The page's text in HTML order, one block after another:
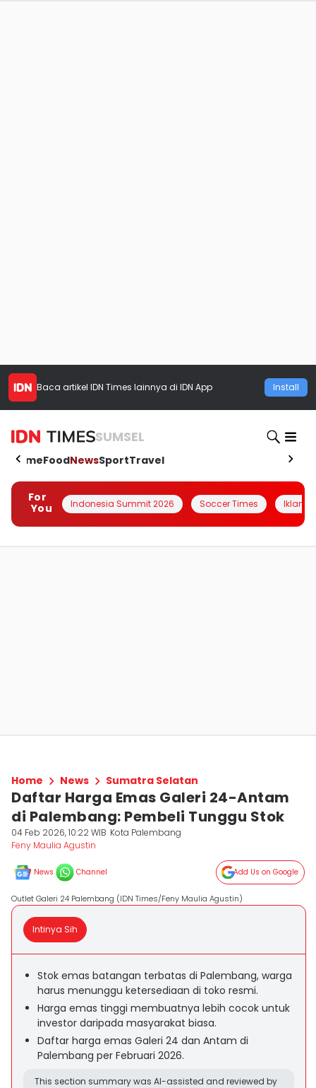
Baca artikel IDN Times lainnya di IDN App Install
SUMSEL
HomeFoodNewsSportTravel
For
You
Indonesia Summit 2026 Soccer Times Iklanin
Home News Sumatra Selatan
Daftar Harga Emas Galeri 24-Antam
di Palembang: Pembeli Tunggu Stok
04 Feb 2026, 10:22 WIB Kota Palembang
Feny Maulia Agustin
News Channel Add Us on Google
Outlet Galeri 24 Palembang (IDN Times/Feny Maulia Agustin)
Intinya Sih
Stok emas batangan terbatas di Palembang, warga
harus menunggu ketersediaan di toko resmi.
Harga emas tinggi membuatnya lebih cocok untuk
investor daripada masyarakat biasa.
Daftar harga emas Galeri 24 dan Antam di
Palembang per Februari 2026.
This section summary was AI-assisted and reviewed by